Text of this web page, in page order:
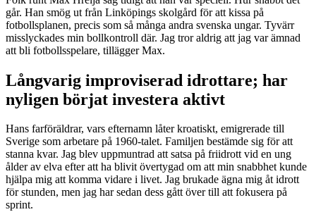
går. Han smög ut från Linköpings skolgård för att kissa på
fotbollsplanen, precis som så många andra svenska ungar. Tyvärr
misslyckades min bollkontroll där. Jag tror aldrig att jag var ämnad
att bli fotbollsspelare, tillägger Max.
Långvarig improviserad idrottare; har
nyligen börjat investera aktivt
Hans farföräldrar, vars efternamn låter kroatiskt, emigrerade till
Sverige som arbetare på 1960-talet. Familjen bestämde sig för att
stanna kvar. Jag blev uppmuntrad att satsa på friidrott vid en ung
ålder av elva efter att ha blivit övertygad om att min snabbhet kunde
hjälpa mig att komma vidare i livet. Jag brukade ägna mig åt idrott
för stunden, men jag har sedan dess gått över till att fokusera på
sprint.